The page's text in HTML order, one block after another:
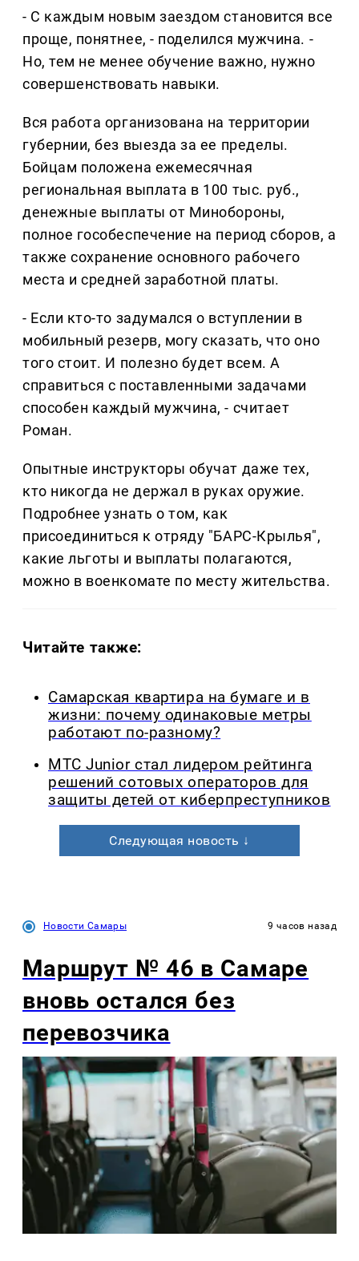
- С каждым новым заездом становится все
проще, понятнее, - поделился мужчина. -
Но, тем не менее обучение важно, нужно
совершенствовать навыки.
Вся работа организована на территории
губернии, без выезда за ее пределы.
Бойцам положена ежемесячная
региональная выплата в 100 тыс. руб.,
денежные выплаты от Минобороны,
полное гособеспечение на период сборов, а
также сохранение основного рабочего
места и средней заработной платы.
- Если кто-то задумался о вступлении в
мобильный резерв, могу сказать, что оно
того стоит. И полезно будет всем. А
справиться с поставленными задачами
способен каждый мужчина, - считает
Роман.
Опытные инструкторы обучат даже тех,
кто никогда не держал в руках оружие.
Подробнее узнать о том, как
присоединиться к отряду "БАРС-Крылья",
какие льготы и выплаты полагаются,
можно в военкомате по месту жительства.
Читайте также:
Самарская квартира на бумаге и в
жизни: почему одинаковые метры
работают по-разному?
МТС Junior стал лидером рейтинга
решений сотовых операторов для
защиты детей от киберпреступников
Следующая новость ↓
Новости Самары 9 часов назад
Маршрут № 46 в Самаре
вновь остался без
перевозчика